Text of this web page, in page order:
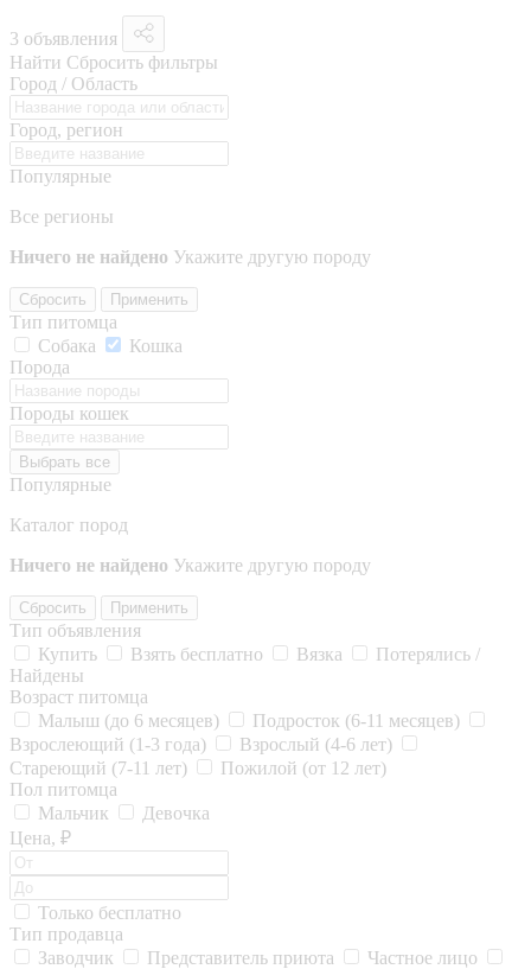
3 объявления
Найти Сбросить фильтры
Город / Область
Город, регион
Популярные
Все регионы
Ничего не найдено Укажите другую породу
Сбросить Применить
Тип питомца
Собака
Кошка
Порода
Породы кошек
Выбрать все
Популярные
Каталог пород
Ничего не найдено Укажите другую породу
Сбросить Применить
Тип объявления
Купить
Взять бесплатно Вязка
Потерялись /
Найдены
Возраст питомца
Малыш (до 6 месяцев)
Подросток (6-11 месяцев)
Взрослеющий (1-3 года)
Взрослый (4-6 лет)
Стареющий (7-11 лет)
Пожилой (от 12 лет)
Пол питомца
Мальчик
Девочка
Цена, ₽
Только бесплатно
Тип продавца
Заводчик
Представитель приюта
Частное лицо